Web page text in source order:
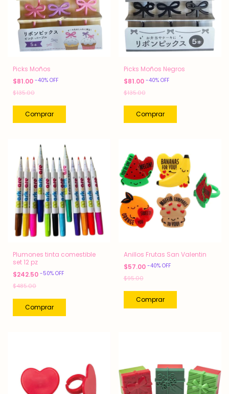
Picks Moños
$81.00 -40% OFF
$135.00
Picks Moños Negros
$81.00 -40% OFF
$135.00
Plumones tinta comestible
set 12 pz
$242.50 -50% OFF
$485.00
Anillos Frutas San Valentin
$57.00 -40% OFF
$95.00